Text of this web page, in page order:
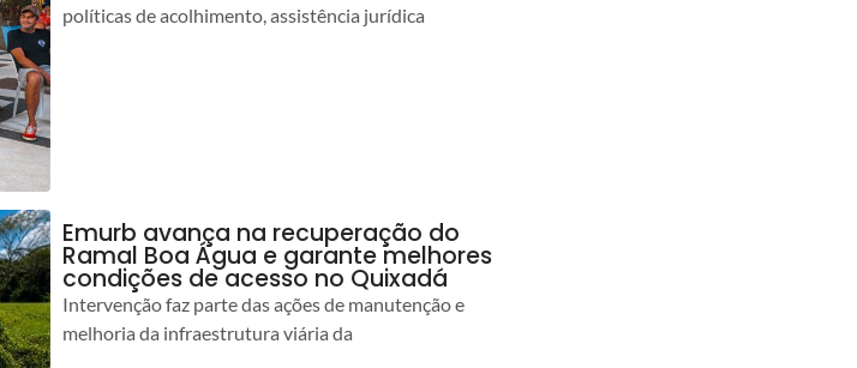
políticas de acolhimento, assistência jurídica
Emurb avança na recuperação do
Ramal Boa Água e garante melhores
condições de acesso no Quixadá
Intervenção faz parte das ações de manutenção e
melhoria da infraestrutura viária da